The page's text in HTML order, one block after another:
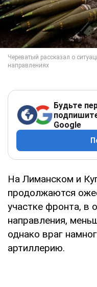
Будьте
Google
На Лиманском и
продолжаются
участке фронта, в
направления,
однако враг
артиллерию.